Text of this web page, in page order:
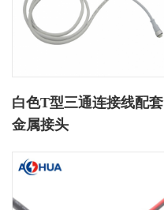
白色T型三通连接线配套
金属接头